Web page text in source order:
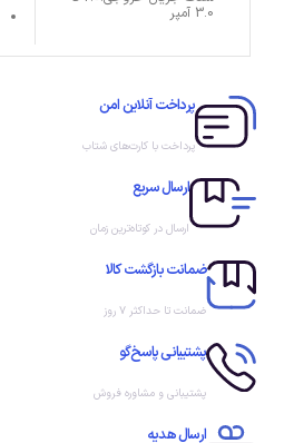
3.0 آمپر
پرداخت آنلاین امن
پرداخت با کارت‌های شتاب
ارسال سریع
ارسال در کوتاه‌ترین زمان
ضمانت بازگشت کالا
ضمانت تا حداکثر ۷ روز
پشتیبانی پاسخ‌گو
پشتیبانی و مشاوره فروش
ارسال هدیه